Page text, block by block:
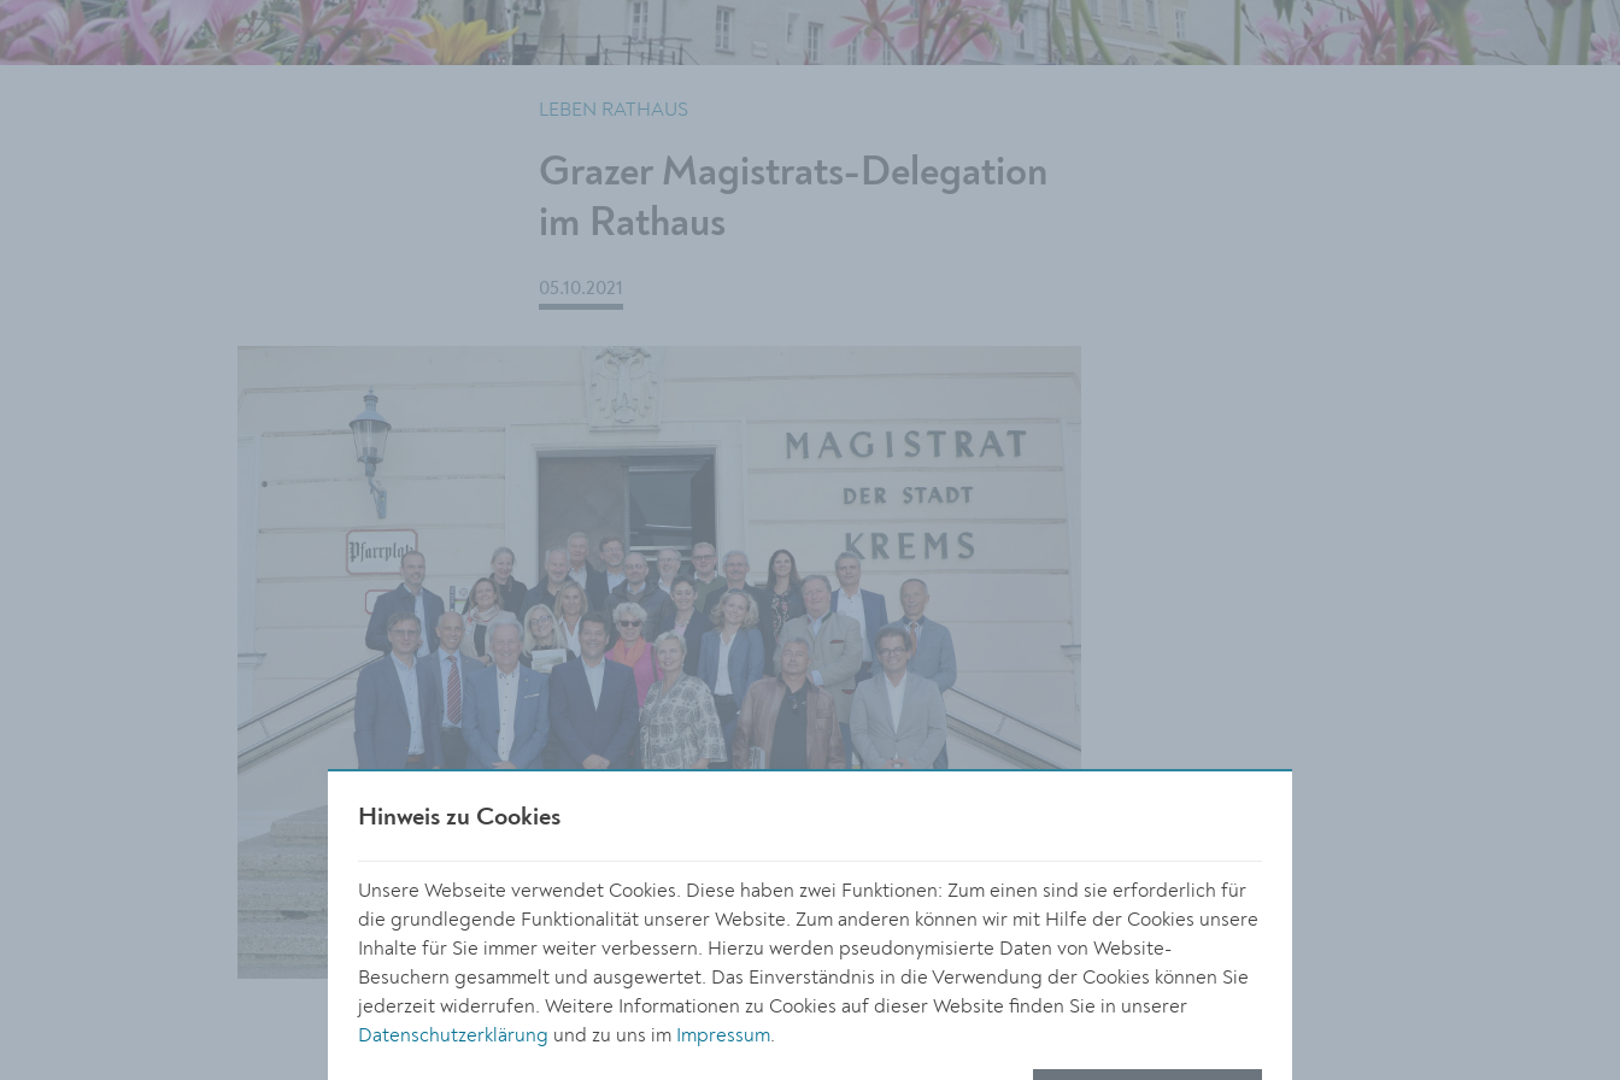
LEBEN RATHAUS
Grazer Magistrats-Delegation
im Rathaus
05.10.2021
© Stadt Krems
Hinweis zu Cookies
Unsere Webseite verwendet Cookies. Diese haben zwei Funktionen: Zum einen sind sie erforderlich für
die grundlegende Funktionalität unserer Website. Zum anderen können wir mit Hilfe der Cookies unsere
Inhalte für Sie immer weiter verbessern. Hierzu werden pseudonymisierte Daten von Website-
Besuchern gesammelt und ausgewertet. Das Einverständnis in die Verwendung der Cookies können Sie
jederzeit widerrufen. Weitere Informationen zu Cookies auf dieser Website finden Sie in unserer
Datenschutzerklärung und zu uns im Impressum.